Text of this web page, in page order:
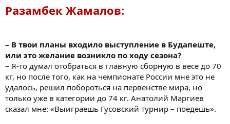
Разамбек Жамалов:
– В твои планы входило выступление в Будапеште,
или это желание возникло по ходу сезона?
– Я-то думал отобраться в главную сборную в весе до 70
кг, но после того, как на чемпионате России мне это не
удалось, решил побороться на первенстве мира, но
только уже в категории до 74 кг. Анатолий Маргиев
сказал мне: «Выиграешь Гусовский турнир – поедешь».